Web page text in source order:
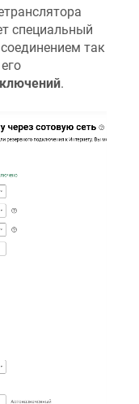
специальный
так
.